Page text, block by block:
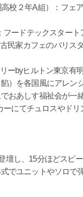
高校２年A組）：フ
フードテックスター
古民家カフェのバリ
リーbyヒルトン東京
）を各国風にアレン
おあしす福祉会が一
ーにてチュロスやド
壇し、15分ほどスピ
でユニットやソロで